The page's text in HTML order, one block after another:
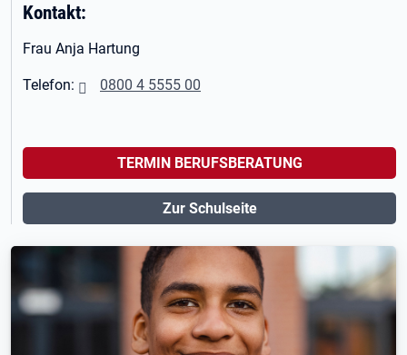
Kontakt:
Frau Anja Hartung
Telefon: 0800 4 5555 00
TERMIN BERUFSBERATUNG
Zur Schulseite